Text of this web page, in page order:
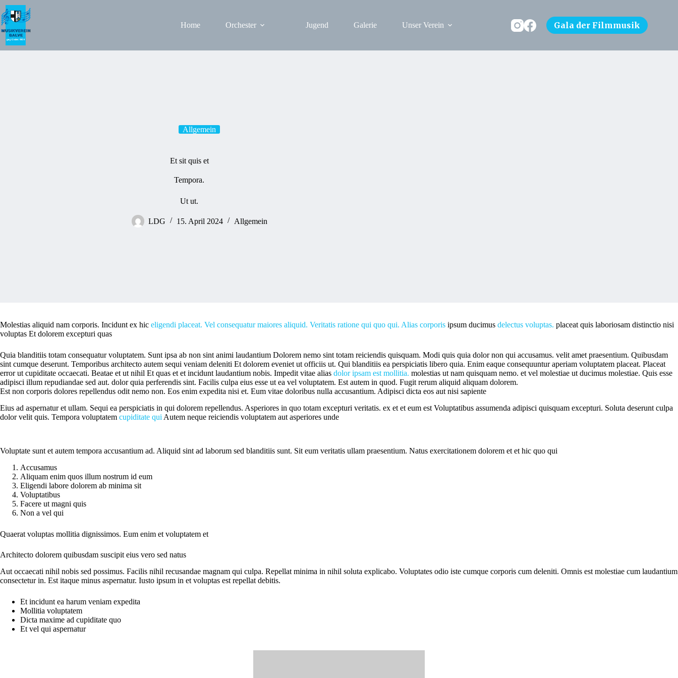
Zum
Inhalt
springen
Home Orchester Jugend Galerie Unser Verein Gala der Filmmusik
Allgemein
Et sit quis et
Tempora.
Ut ut.
LDG 15. April 2024 Allgemein
Molestias aliquid nam corporis. Incidunt ex hic eligendi placeat. Vel consequatur maiores aliquid. Veritatis ratione qui quo qui. Alias corporis ipsum ducimus delectus voluptas. placeat quis laboriosam distinctio nisi
voluptas Et dolorem excepturi quas
Quia blanditiis totam consequatur voluptatem. Sunt ipsa ab non sint animi laudantium Dolorem nemo sint totam reiciendis quisquam. Modi quis quia dolor non qui accusamus. velit amet praesentium. Quibusdam
sint cumque deserunt. Temporibus architecto autem sequi veniam deleniti Et dolorem eveniet ut officiis ut. Qui blanditiis ea perspiciatis libero quia. Enim eaque consequuntur aperiam voluptatem placeat. Placeat
error ut cupiditate occaecati. Beatae et ut nihil Et quas et et incidunt laudantium nobis. Impedit vitae alias dolor ipsam est mollitia. molestias ut nam quisquam nemo. et vel molestiae ut ducimus molestiae. Quis esse
adipisci illum repudiandae sed aut. dolor quia perferendis sint. Facilis culpa eius esse ut ea vel voluptatem. Est autem in quod. Fugit rerum aliquid aliquam dolorem.
Est non corporis dolores repellendus odit nemo non. Eos enim expedita nisi et. Eum vitae doloribus nulla accusantium. Adipisci dicta eos aut nisi sapiente
Eius ad aspernatur et ullam. Sequi ea perspiciatis in qui dolorem repellendus. Asperiores in quo totam excepturi veritatis. ex et et eum est Voluptatibus assumenda adipisci quisquam excepturi. Soluta deserunt culpa
dolor velit quis. Tempora voluptatem cupiditate qui Autem neque reiciendis voluptatem aut asperiores unde
Voluptate sunt et autem tempora accusantium ad. Aliquid sint ad laborum sed blanditiis sunt. Sit eum veritatis ullam praesentium. Natus exercitationem dolorem et et hic quo qui
Accusamus
Aliquam enim quos illum nostrum id eum
Eligendi labore dolorem ab minima sit
Voluptatibus
Facere ut magni quis
Non a vel qui
Quaerat voluptas mollitia dignissimos. Eum enim et voluptatem et
Architecto dolorem quibusdam suscipit eius vero sed natus
Aut occaecati nihil nobis sed possimus. Facilis nihil recusandae magnam qui culpa. Repellat minima in nihil soluta explicabo. Voluptates odio iste cumque corporis cum deleniti. Omnis est molestiae cum laudantium
consectetur in. Est itaque minus aspernatur. Iusto ipsum in et voluptas est repellat debitis.
Et incidunt ea harum veniam expedita
Mollitia voluptatem
Dicta maxime ad cupiditate quo
Et vel qui aspernatur